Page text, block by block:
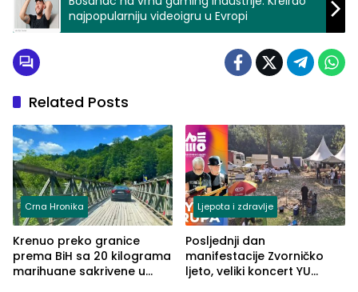
najpopularniju videoigru u Evropi
Related Posts
Crna Hronika
Krenuo preko granice
prema BiH sa 20 kilograma
marihuane sakrivene u
Ljepota i zdravlje
Posljednji dan
manifestacije Zvorničko
ljeto, veliki koncert YU